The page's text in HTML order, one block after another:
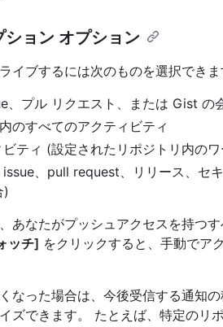
ョン オプション
イブするには次のものを選択できま
、プル リクエスト、または Gist の
のすべてのアクティビティ
ビティ (設定されたリポジトリ内の
issue、pull request、リリース、セ
)
あなたがプッシュアクセスを持つ
ッチ] をクリックすると、手動でア
なった場合は、今後受信する通知
ズできます。 たとえば、特定のリ